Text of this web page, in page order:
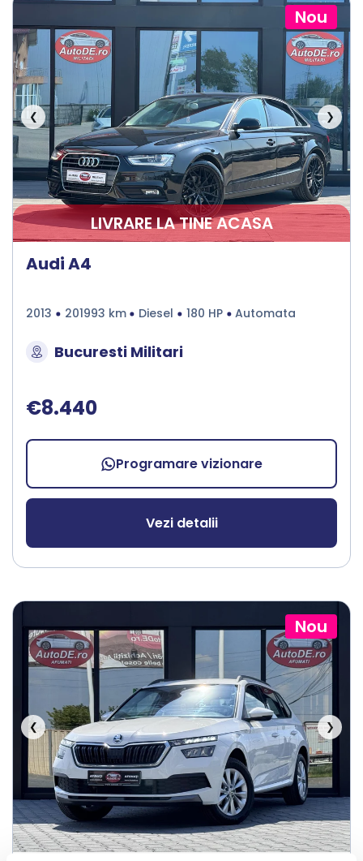
Nou
❮ ❯
LIVRARE LA TINE ACASA
Audi A4
2013 201993 km Diesel 180 HP Automata
Bucuresti Militari
€8.440
Programare vizionare
Vezi detalii
Nou
❮ ❯